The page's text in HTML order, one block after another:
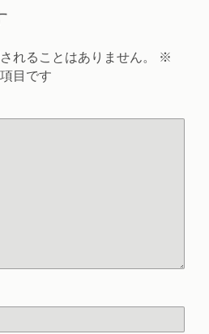
れることはありません。
※
目です